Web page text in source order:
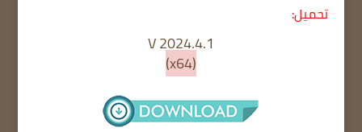
تحميل:
V 2024.4.1
(x64)